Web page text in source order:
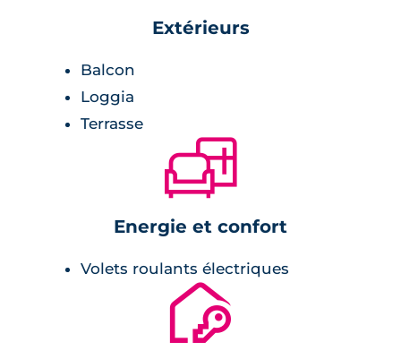
Extérieurs
Balcon
Loggia
Terrasse
🛋
Energie et confort
Volets roulants électriques
🔐